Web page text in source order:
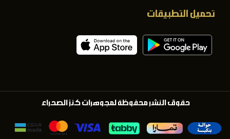
تحميل التطبيقات
حقوق النشر محفوظة لمجوهرات كنز الصحراء